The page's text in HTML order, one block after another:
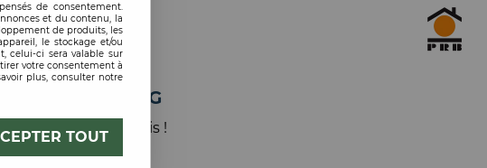
BLANCHE 20KG
à donner votre avis !
de consentement.
et du contenu, la
de produits, les
le stockage et/ou
celui-ci sera valable sur
votre consentement à
plus, consulter notre
TOUT